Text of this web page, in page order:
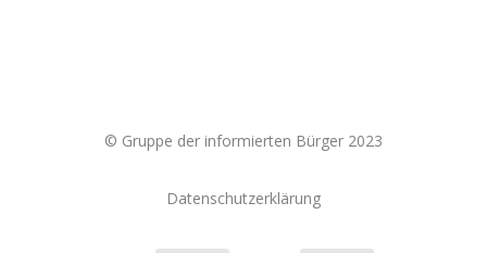
© Gruppe der informierten Bürger 2023
Datenschutzerklärung